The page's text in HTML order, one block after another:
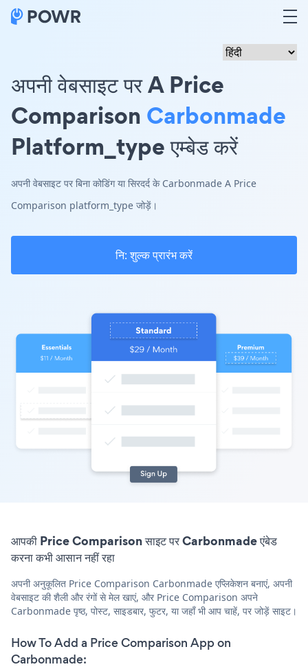
अपनी वेबसाइट पर A Price
Comparison Carbonmade
Platform_type एम्बेड करें
अपनी वेबसाइट पर बिना कोडिंग या सिरदर्द के Carbonmade A Price
Comparison platform_type जोड़ें।
नि: शुल्क प्रारंभ करें
आपकी Price Comparison साइट पर Carbonmade एंबेड
करना कभी आसान नहीं रहा
अपनी अनुकूलित Price Comparison Carbonmade एप्लिकेशन बनाएं, अपनी
वेबसाइट की शैली और रंगों से मेल खाएं, और Price Comparison अपने
Carbonmade पृष्ठ, पोस्ट, साइडबार, फुटर, या जहाँ भी आप चाहें, पर जोड़ें साइट।
How To Add a Price Comparison App on
Carbonmade: